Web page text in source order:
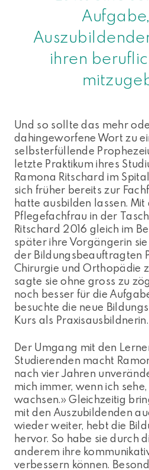
ihren
Und so sollte das mehr
dahingeworfene Wort zu
selbsterfüllende
letzte Praktikum ihres
Ramona Ritschard im
sich früher bereits zur
hatte ausbilden lassen.
Pflegefachfrau in der
Ritschard 2016 gleich im
später ihre Vorgängerin
der Bildungsbeauftragten
Chirurgie und Orthopädie
sagte sie ohne gross zu
noch besser für die
besuchte die neue
Kurs als Praxisausbildnerin.
Der Umgang mit den
Studierenden macht
nach vier Jahren
mich immer, wenn ich
wachsen.» Gleichzeitig
mit den Auszubildenden
wieder weiter, hebt die
hervor. So habe sie durch
anderem ihre
verbessern können.